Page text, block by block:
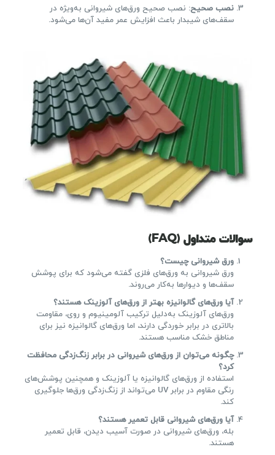
نصب صحیح: نصب صحیح ورق‌های شیروانی به‌ویژه در
سقف‌های شیبدار باعث افزایش عمر مفید آن‌ها می‌شود.
سوالات متداول (FAQ)
ورق شیروانی چیست؟
ورق شیروانی به ورق‌های فلزی گفته می‌شود که برای پوشش
سقف‌ها و دیوارها به‌کار می‌روند.
آیا ورق‌های گالوانیزه بهتر از ورق‌های آلوزینک هستند؟
ورق‌های آلوزینک به‌دلیل ترکیب آلومینیوم و روی، مقاومت
بالاتری در برابر خوردگی دارند، اما ورق‌های گالوانیزه نیز برای
مناطق خشک مناسب هستند.
چگونه می‌توان از ورق‌های شیروانی در برابر زنگ‌زدگی محافظت
کرد؟
استفاده از ورق‌های گالوانیزه یا آلوزینک و همچنین پوشش‌های
رنگی مقاوم در برابر UV می‌تواند از زنگ‌زدگی ورق‌ها جلوگیری
کند.
آیا ورق‌های شیروانی قابل تعمیر هستند؟
بله، ورق‌های شیروانی در صورت آسیب دیدن، قابل تعمیر
هستند.